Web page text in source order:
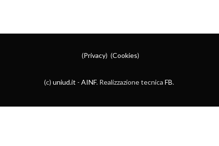
(Privacy) (Cookies)
(c) uniud.it - AINF. Realizzazione tecnica FB.